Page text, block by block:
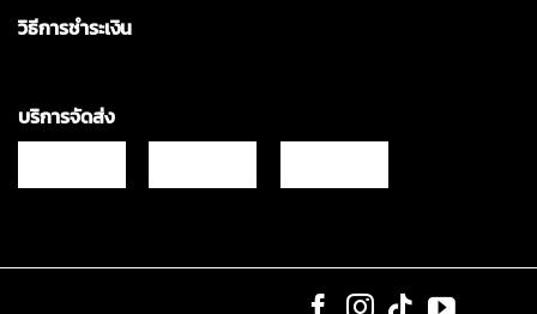
วิธีการชำระเงิน
บริการจัดส่ง